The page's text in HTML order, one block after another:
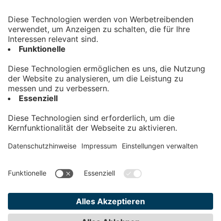
Kontakt
Impressum
Teilnahmebedingungen